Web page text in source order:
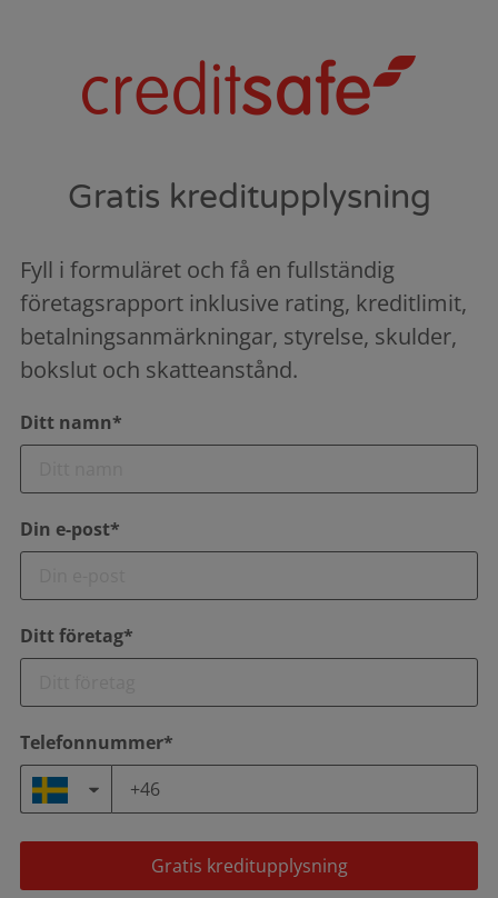
Gratis kreditupplysning
Fyll i formuläret och få en fullständig
företagsrapport inklusive rating, kreditlimit,
betalningsanmärkningar, styrelse, skulder,
bokslut och skatteanstånd.
Ditt namn*
Din e-post*
Ditt företag*
Telefonnummer*
Gratis kreditupplysning